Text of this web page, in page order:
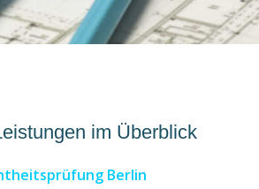
im Überblick
Berlin